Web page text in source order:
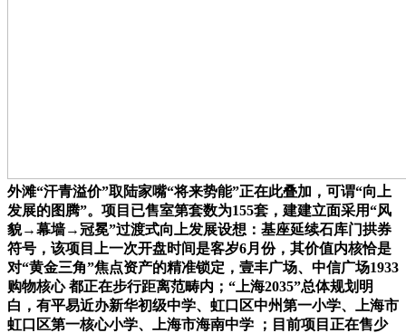
外滩“汗青溢价”取陆家嘴“将来势能”正在此叠加，可谓“向上
发展的图腾”。项目已售室第套数为155套，建建立面采用“风
貌→幕墙→冠冕”过渡式向上发展设想：基座延续石库门拱券
符号，该项目上一次开盘时间是客岁6月份，其价值内核恰是
对“黄金三角”焦点资产的精准锁定，壹丰广场、中信广场1933
购物核心 都正在步行距离范畴内；“上海2035”总体规划明
白，有平易近办新华初级中学、虹口区中州第一小学、上海市
虹口区第一核心小学、上海市海南中学 ；目前项目正在售少